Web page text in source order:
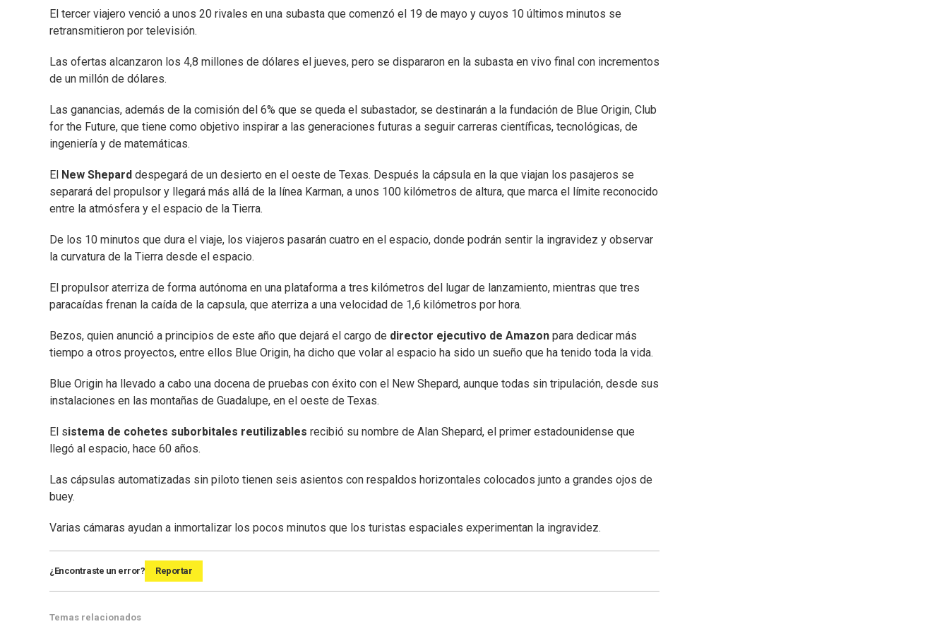
El tercer viajero venció a unos 20 rivales en una subasta que comenzó el 19 de mayo y cuyos 10 últimos minutos se
retransmitieron por televisión.
Las ofertas alcanzaron los 4,8 millones de dólares el jueves, pero se dispararon en la subasta en vivo final con incrementos
de un millón de dólares.
Las ganancias, además de la comisión del 6% que se queda el subastador, se destinarán a la fundación de Blue Origin, Club
for the Future, que tiene como objetivo inspirar a las generaciones futuras a seguir carreras científicas, tecnológicas, de
ingeniería y de matemáticas.
El New Shepard despegará de un desierto en el oeste de Texas. Después la cápsula en la que viajan los pasajeros se
separará del propulsor y llegará más allá de la línea Karman, a unos 100 kilómetros de altura, que marca el límite reconocido
entre la atmósfera y el espacio de la Tierra.
De los 10 minutos que dura el viaje, los viajeros pasarán cuatro en el espacio, donde podrán sentir la ingravidez y observar
la curvatura de la Tierra desde el espacio.
El propulsor aterriza de forma autónoma en una plataforma a tres kilómetros del lugar de lanzamiento, mientras que tres
paracaídas frenan la caída de la capsula, que aterriza a una velocidad de 1,6 kilómetros por hora.
Bezos, quien anunció a principios de este año que dejará el cargo de director ejecutivo de Amazon para dedicar más
tiempo a otros proyectos, entre ellos Blue Origin, ha dicho que volar al espacio ha sido un sueño que ha tenido toda la vida.
Blue Origin ha llevado a cabo una docena de pruebas con éxito con el New Shepard, aunque todas sin tripulación, desde sus
instalaciones en las montañas de Guadalupe, en el oeste de Texas.
El sistema de cohetes suborbitales reutilizables recibió su nombre de Alan Shepard, el primer estadounidense que
llegó al espacio, hace 60 años.
Las cápsulas automatizadas sin piloto tienen seis asientos con respaldos horizontales colocados junto a grandes ojos de
buey.
Varias cámaras ayudan a inmortalizar los pocos minutos que los turistas espaciales experimentan la ingravidez.
¿Encontraste un error? Reportar
Temas relacionados